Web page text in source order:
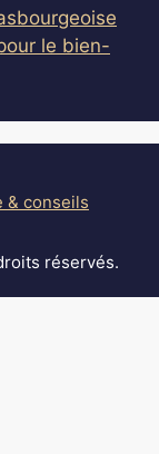
le bien-
& conseils
réservés.